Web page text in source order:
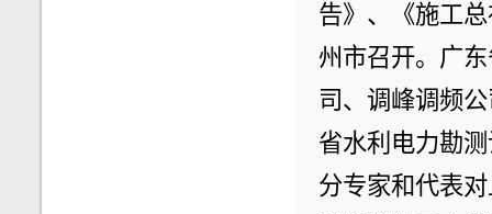
告》、《施工
州市召开。广
司、调峰调频
省水利电力勘
分专家和代表